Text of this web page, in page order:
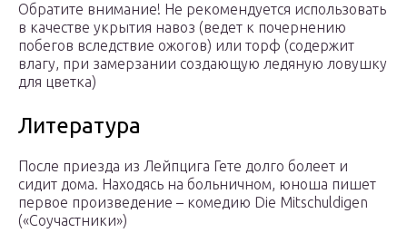
Обратите внимание! Не рекомендуется использовать
в качестве укрытия навоз (ведет к почернению
побегов вследствие ожогов) или торф (содержит
влагу, при замерзании создающую ледяную ловушку
для цветка)
Литература
После приезда из Лейпцига Гете долго болеет и
сидит дома. Находясь на больничном, юноша пишет
первое произведение – комедию Die Mitschuldigen
(«Соучастники»)